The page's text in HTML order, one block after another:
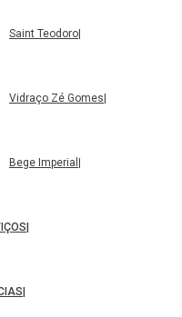
Saint Teodoro
Vidraço Zé Gomes
Bege Imperial